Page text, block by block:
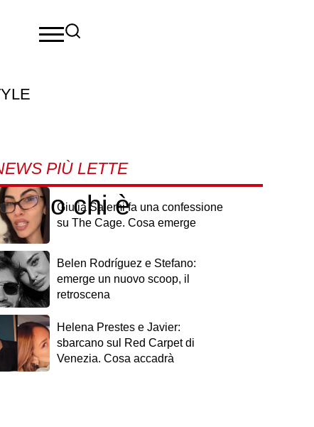
ecco chi è
PIÙ LETTE
Giulia Salemi fa una confessione
su The Cage. Cosa emerge
Belen Rodríguez e Stefano:
emerge un nuovo scoop, il
retroscena
Helena Prestes e Javier:
sbarcano sul Red Carpet di
Venezia. Cosa accadrà